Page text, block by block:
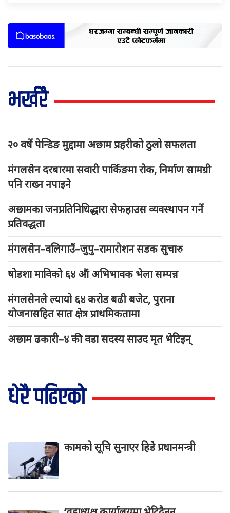
भर्खरै
२० वर्षे पेन्डिङ मुद्दामा अछाम प्रहरीको ठुलो सफलता
मंगलसेन दरबारमा सवारी पार्किङमा रोक, निर्माण सामग्री
पनि राख्न नपाइने
अछामका जनप्रतिनिधिद्धारा सेफहाउस व्यवस्थापन गर्ने
प्रतिवद्धता
मंगलसेन–वलिगाउँ–जुपु–रामारोशन सडक सुचारु
षोडशा माविको ६४ औं अभिभावक भेला सम्पन्न
मंगलसेनले ल्यायो ६४ करोड बढी बजेट, पुराना
योजनासहित सात क्षेत्र प्राथमिकतामा
अछाम ढकारी–४ की वडा सदस्य साउद मृत भेटिइन्
धेरै पढिएको
कामको सूचि सुनाएर हिडे प्रधानमन्त्री